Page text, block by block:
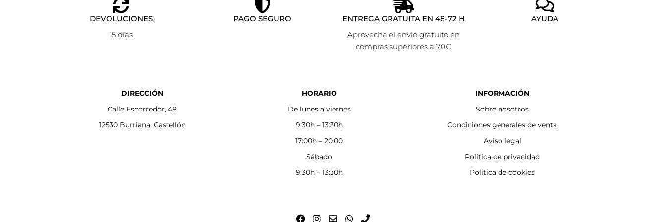
DEVOLUCIONES
15 días
PAGO SEGURO
ENTREGA GRATUITA EN 48-72 H
Aprovecha el envío gratuito en
compras superiores a 70€
AYUDA
DIRECCIÓN
Calle Escorredor, 48
12530 Burriana, Castellón
HORARIO
De lunes a viernes
9:30h – 13:30h
17:00h – 20:00
Sábado
9:30h – 13:30h
INFORMACIÓN
Sobre nosotros
Condiciones generales de venta
Aviso legal
Política de privacidad
Política de cookies
F
I
E
W
P